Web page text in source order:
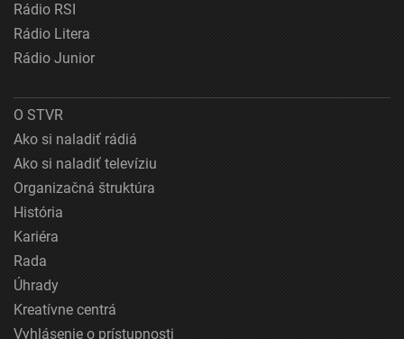
Rádio RSI
Rádio Litera
Rádio Junior
O STVR
Ako si naladiť rádiá
Ako si naladiť televíziu
Organizačná štruktúra
História
Kariéra
Rada
Úhrady
Kreatívne centrá
Vyhlásenie o prístupnosti